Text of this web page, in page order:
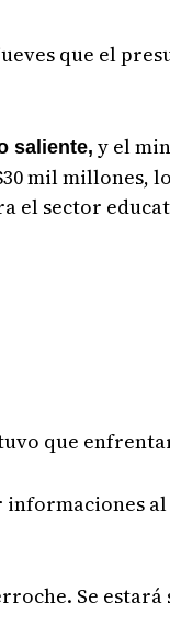
que el
saliente, y el
mil millones,
el sector
que
Se estará